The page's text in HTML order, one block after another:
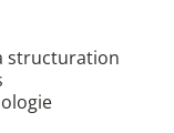
structuration